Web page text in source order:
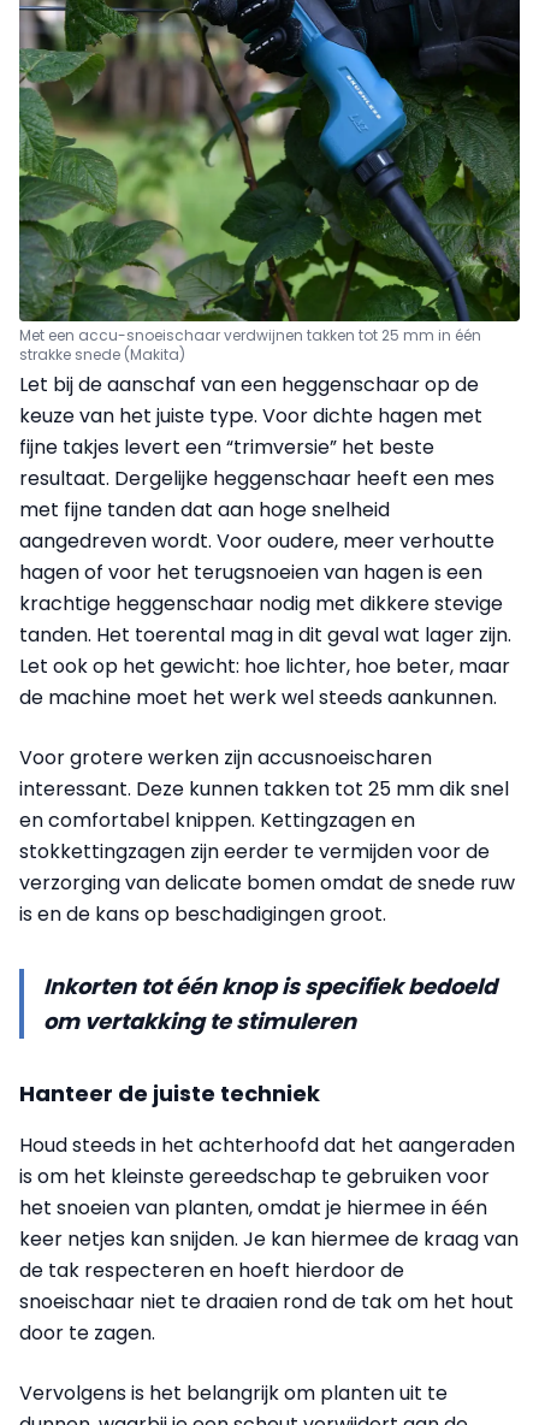
Met een accu-snoeischaar verdwijnen takken tot 25 mm in één
strakke snede (Makita)
Let bij de aanschaf van een heggenschaar op de
keuze van het juiste type. Voor dichte hagen met
fijne takjes levert een “trimversie” het beste
resultaat. Dergelijke heggenschaar heeft een mes
met fijne tanden dat aan hoge snelheid
aangedreven wordt. Voor oudere, meer verhoutte
hagen of voor het terugsnoeien van hagen is een
krachtige heggenschaar nodig met dikkere stevige
tanden. Het toerental mag in dit geval wat lager zijn.
Let ook op het gewicht: hoe lichter, hoe beter, maar
de machine moet het werk wel steeds aankunnen.
Voor grotere werken zijn accusnoeischaren
interessant. Deze kunnen takken tot 25 mm dik snel
en comfortabel knippen. Kettingzagen en
stokkettingzagen zijn eerder te vermijden voor de
verzorging van delicate bomen omdat de snede ruw
is en de kans op beschadigingen groot.
Inkorten tot één knop is specifiek bedoeld
om vertakking te stimuleren
Hanteer de juiste techniek
Houd steeds in het achterhoofd dat het aangeraden
is om het kleinste gereedschap te gebruiken voor
het snoeien van planten, omdat je hiermee in één
keer netjes kan snijden. Je kan hiermee de kraag van
de tak respecteren en hoeft hierdoor de
snoeischaar niet te draaien rond de tak om het hout
door te zagen.
Vervolgens is het belangrijk om planten uit te